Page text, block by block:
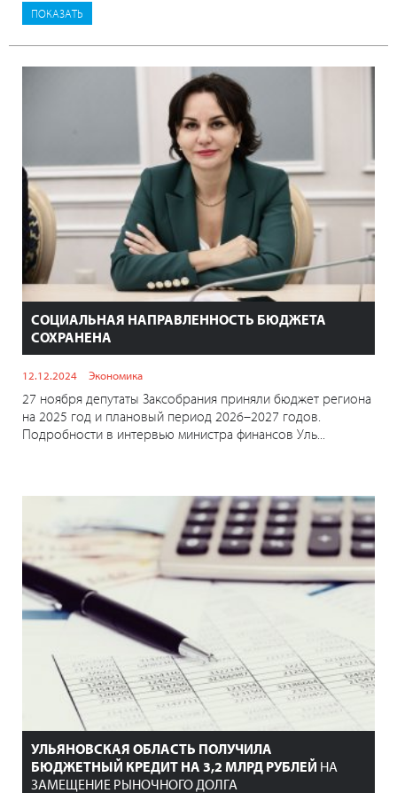
СОЦИАЛЬНАЯ НАПРАВЛЕННОСТЬ БЮДЖЕТА
СОХРАНЕНА
12.12.2024 Экономика
27 ноября депутаты Заксобрания приняли бюджет региона
на 2025 год и плановый период 2026–2027 годов.
Подробности в интервью министра финансов Уль...
УЛЬЯНОВСКАЯ ОБЛАСТЬ ПОЛУЧИЛА
БЮДЖЕТНЫЙ КРЕДИТ НА 3,2 МЛРД РУБЛЕЙ НА
ЗАМЕЩЕНИЕ РЫНОЧНОГО ДОЛГА